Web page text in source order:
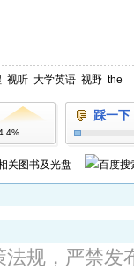
视听 大学英语 视野 the
踩一下
关图书及光盘
规，严禁发